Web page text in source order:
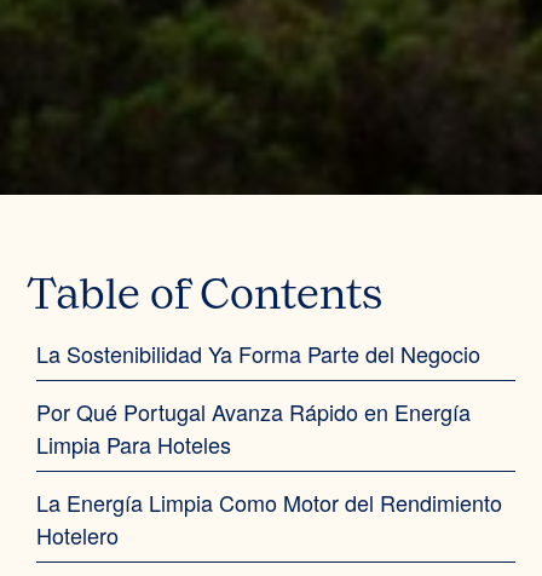
Table of Contents
La Sostenibilidad Ya Forma Parte del Negocio
Por Qué Portugal Avanza Rápido en Energía
Limpia Para Hoteles
La Energía Limpia Como Motor del Rendimiento
Hotelero